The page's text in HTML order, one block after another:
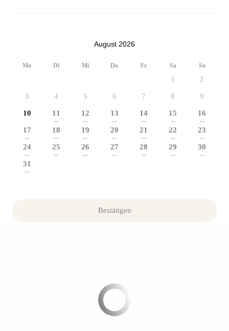
August 2026
Mo Di Mi Do Fr Sa So
1 2
3 4 5 6 7 8 9
10 11
---
12
---
13
---
14
---
15
---
16
---
17
---
18
---
19
---
20
---
21
---
22
---
23
---
24
---
25
---
26
---
27
---
28
---
29
---
30
---
31
---
Bestätigen